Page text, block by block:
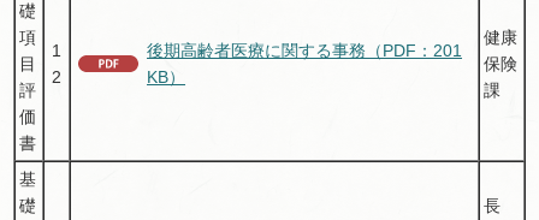
礎
項
目
評
価
書
1
2
後期高齢者医療に関する事務（PDF：201
KB）
健康
保険
課
基
礎
長